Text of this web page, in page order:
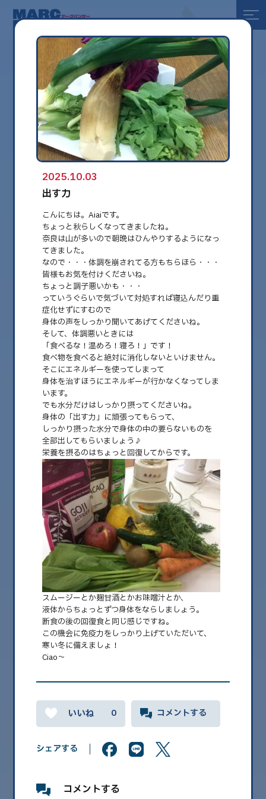
全て
健康
美容
環境
2025.10.03
出す力
こんにちは。Aiaiです。 ちょっと秋らしくなってきましたね。 奈良は山が
多いので朝晩はひんやりする……
2026.08
2026.07
2026.06
2026.05
2026.04
2026.03
2026.02
2026.01
2025.12
2025.11
2025.09
2025.10.03
出す力
こんにちは。Aiaiです。
ちょっと秋らしくなってきましたね。
奈良は山が多いので朝晩はひんやりするようになっ
てきました。
なので・・・体調を崩されてる方もちらほら・・・
皆様もお気を付けくださいね。
ちょっと調子悪いかも・・・
っていうぐらいで気づいて対処すれば寝込んだり重
症化せずにすむので
身体の声をしっかり聞いてあげてくださいね。
そして、体調悪いときには
「食べるな！温めろ！寝ろ！」です！
食べ物を食べると絶対に消化しないといけません。
そこにエネルギーを使ってしまって
身体を治すほうにエネルギーが行かなくなってしま
います。
でも水分だけはしっかり摂ってくださいね。
身体の「出す力」に頑張ってもらって、
しっかり摂った水分で身体の中の要らないものを
全部出してもらいましょう♪
栄養を摂るのはちょっと回復してからです。
スムージーとか麹甘酒とかお味噌汁とか、
液体からちょっとずつ身体をならしましょう。
断食の後の回復食と同じ感じですね。
この機会に免疫力をしっかり上げていただいて、
寒い冬に備えましょ！
Ciao～
0 コメントする
シェアする
コメントする